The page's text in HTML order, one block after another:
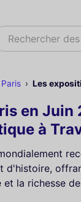
Rechercher
Les
en Juin
à
la richesse